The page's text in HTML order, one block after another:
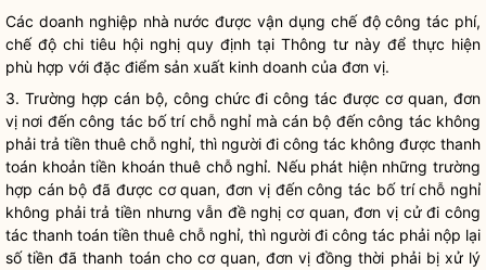
Các doanh nghiệp nhà nước được vận dụng chế độcông tác phí,
chế độ chi tiêu hội nghị quy định tại Thông tư này để thực hiện
phù hợp với đặc điểm sản xuất kinh doanh của đơn vị.
3. Trường hợp cán bộ, công chức đicông tác được cơ quan, đơn
vị nơi đếncông tác bố trí chỗ nghỉ mà cán bộ đếncông tác không
phải trả tiền thuê chỗ nghỉ, thì người đi công tác không được thanh
toán khoản tiền khoán thuê chỗ nghỉ. Nếu phát hiện những trường
hợp cán bộ đã được cơ quan, đơn vị đếncông tác bố trí chỗ nghỉ
không phải trả tiền nhưng vẫn đề nghị cơ quan, đơn vị cử đi công
tác thanh toán tiền thuê chỗ nghỉ, thì người đi công tác phải nộp lại
số tiền đã thanh toán cho cơ quan, đơn vị đồng thời phải bị xử lý